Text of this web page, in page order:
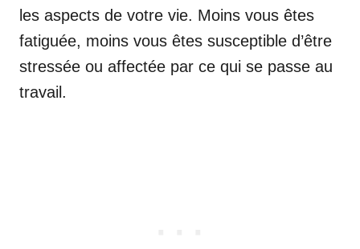
les aspects de votre vie. Moins vous êtes
fatiguée, moins vous êtes susceptible d’être
stressée ou affectée par ce qui se passe au
travail.